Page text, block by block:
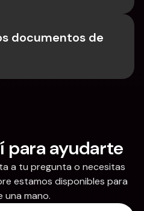
documentos de
para ayudarte
a tu pregunta o necesitas
estamos disponibles para
una mano.